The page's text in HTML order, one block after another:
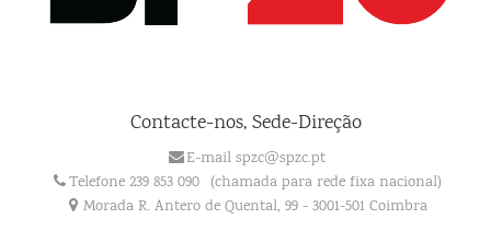
Contacte-nos, Sede-Direção
E-mail spzc@spzc.pt
Telefone 239 853 090 (chamada para rede fixa nacional)
Morada R. Antero de Quental, 99 - 3001-501 Coimbra